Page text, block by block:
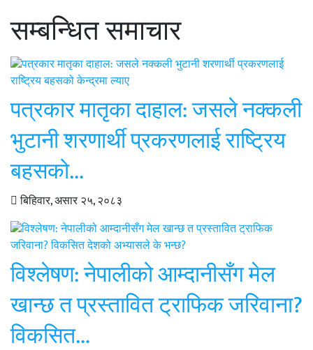
सम्बन्धित समाचार
पत्रकार मातृका दाहाल: जसले नक्कली
भुटानी शरणार्थी प्रकरणलाई राष्ट्रिय
बहसको…
बिहिवार, असार २५, २०८३
विश्लेषण: नेपालीको आम्दानीसँग मेल
खान्छ त प्रस्तावित ट्राफिक जरिवाना?
विकसित…